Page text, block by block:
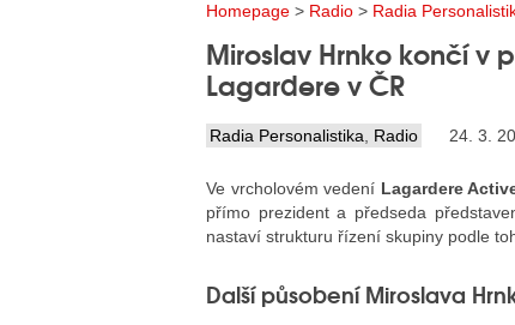
Homepage > Radio > Radia
Miroslav Hrnko končí v
Lagardere v ČR
Radia Personalistika Radio 24. 3.
Ve vrcholovém vedení Lagardere
přímo prezident a předseda
nastaví strukturu řízení skupiny podle
Další působení Miroslava